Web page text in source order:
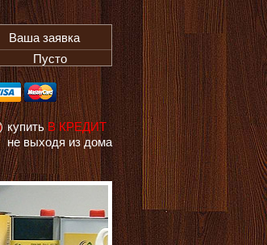
Ваша заявка
Пусто
купитьВ КРЕДИТ
не выходя из дома